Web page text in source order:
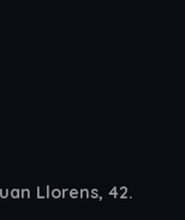
Llorens, 42.